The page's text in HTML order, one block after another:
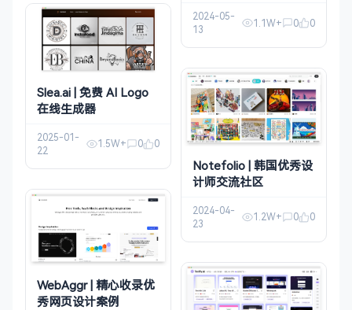
Slea.ai | 免费 AI Logo
在线生成器
2025-01-
22
1.5W+ 0 0
WebAggr | 精心收录优
秀网页设计案例
2024-05-
13
1.1W+ 0 0
Notefolio | 韩国优秀设
计师交流社区
2024-04-
23
1.2W+ 0 0